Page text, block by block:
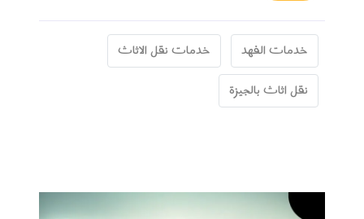
خدمات الفهد
خدمات نقل الاثاث
نقل اثاث بالجيزة